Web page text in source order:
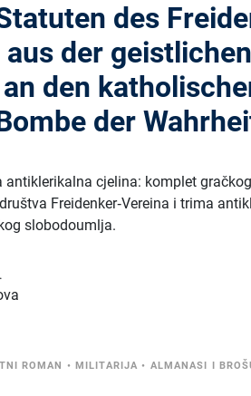
des
der
den
der
cjelina: komplet gračkog
Freidenker‑Vereina i trima
slobodoumlja.
ROMAN • MILITARIJA • ALMANASI I